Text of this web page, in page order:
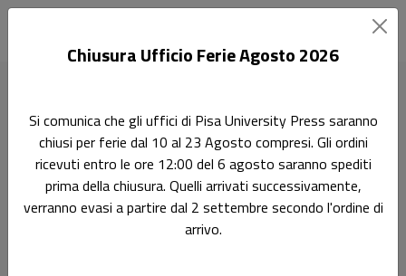
Adriana Ciurli
Pagina di Adriana Ciurli
Chiusura Ufficio Ferie Agosto 2026
Si comunica che gli uffici di Pisa University Press saranno
chiusi per ferie dal 10 al 23 Agosto compresi. Gli ordini
ricevuti entro le ore 12:00 del 6 agosto saranno spediti
prima della chiusura. Quelli arrivati successivamente,
verranno evasi a partire dal 2 settembre secondo l'ordine di
arrivo.